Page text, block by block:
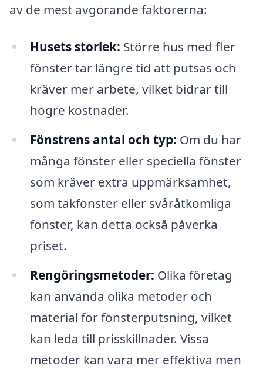
av de mest avgörande faktorerna:
Husets storlek: Större hus med fler
fönster tar längre tid att putsas och
kräver mer arbete, vilket bidrar till
högre kostnader.
Fönstrens antal och typ: Om du har
många fönster eller speciella fönster
som kräver extra uppmärksamhet,
som takfönster eller svåråtkomliga
fönster, kan detta också påverka
priset.
Rengöringsmetoder: Olika företag
kan använda olika metoder och
material för fönsterputsning, vilket
kan leda till prisskillnader. Vissa
metoder kan vara mer effektiva men